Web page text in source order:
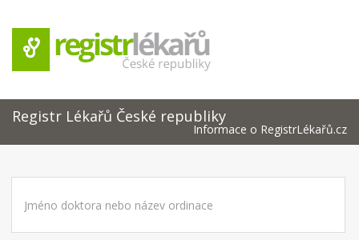
Registr Lékařů České republiky
Informace o RegistrLékařů.cz